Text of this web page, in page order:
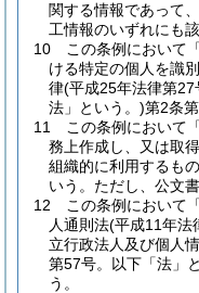
関する情報であって
工情報のいずれにも
10
この条例において
ける特定の個人を識
律(平成25年法律第27
法」という。)第2条
11
この条例において
務上作成し、又は取
組織的に利用するも
いう。 ただし、公文
12
この条例において
人通則法(平成11年法
立行政法人及び個人
第57号。以下「法」
う。